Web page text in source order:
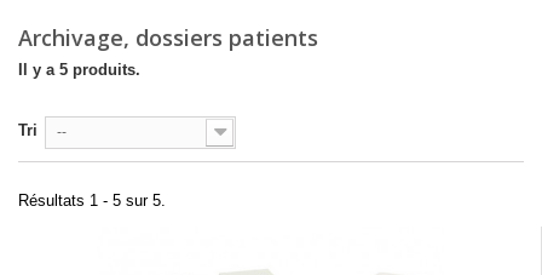
Archivage, dossiers patients
Il y a 5 produits.
Tri --
Résultats 1 - 5 sur 5.